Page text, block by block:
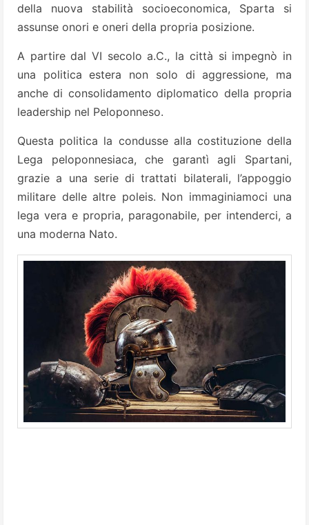
della nuova stabilità socioeconomica, Sparta si
assunse onori e oneri della propria posizione.
A partire dal VI secolo a.C., la città si impegnò in
una politica estera non solo di aggressione, ma
anche di consolidamento diplomatico della propria
leadership nel Peloponneso.
Questa politica la condusse alla costituzione della
Lega peloponnesiaca, che garantì agli Spartani,
grazie a una serie di trattati bilaterali, l’appoggio
militare delle altre poleis. Non immaginiamoci una
lega vera e propria, paragonabile, per intenderci, a
una moderna Nato.